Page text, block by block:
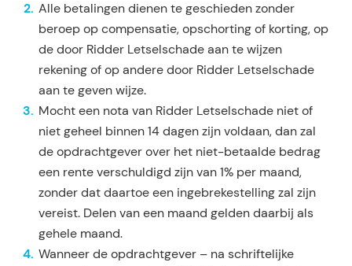
Alle betalingen dienen te geschieden zonder
beroep op compensatie, opschorting of korting, op
de door Ridder Letselschade aan te wijzen
rekening of op andere door Ridder Letselschade
aan te geven wijze.
Mocht een nota van Ridder Letselschade niet of
niet geheel binnen 14 dagen zijn voldaan, dan zal
de opdrachtgever over het niet-betaalde bedrag
een rente verschuldigd zijn van 1% per maand,
zonder dat daartoe een ingebrekestelling zal zijn
vereist. Delen van een maand gelden daarbij als
gehele maand.
Wanneer de opdrachtgever – na schriftelijke